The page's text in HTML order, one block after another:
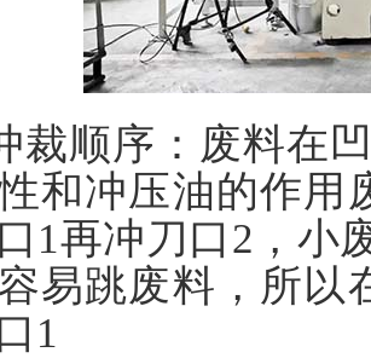
顺序：废料在
和冲压油的作用
1再冲刀口2，小
易跳废料，所以
1